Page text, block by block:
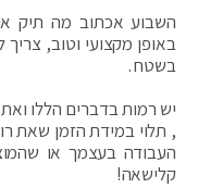
השבוע אכתוב מה תיק
באופן מקצועי וטוב,
בשטח .
יש רמות בדברים הללו
, תלוי במידת הזמן שאת
העבודה בעצמך או
קלישאה!